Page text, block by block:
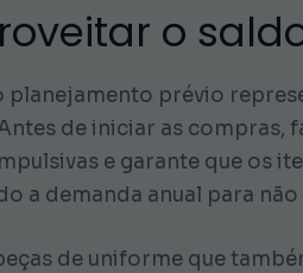
o
planejamento prévio
de iniciar as compras,
e garante que os
a demanda anual para
de uniforme que